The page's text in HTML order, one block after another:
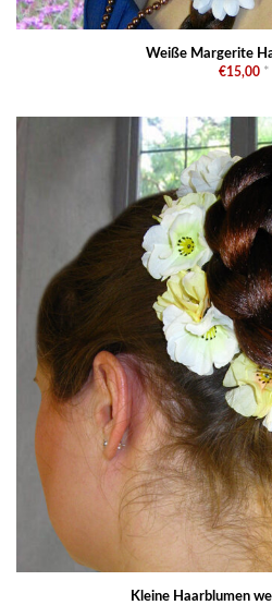
Weiße Margerite
€15,00 *
Kleine Haarblumen